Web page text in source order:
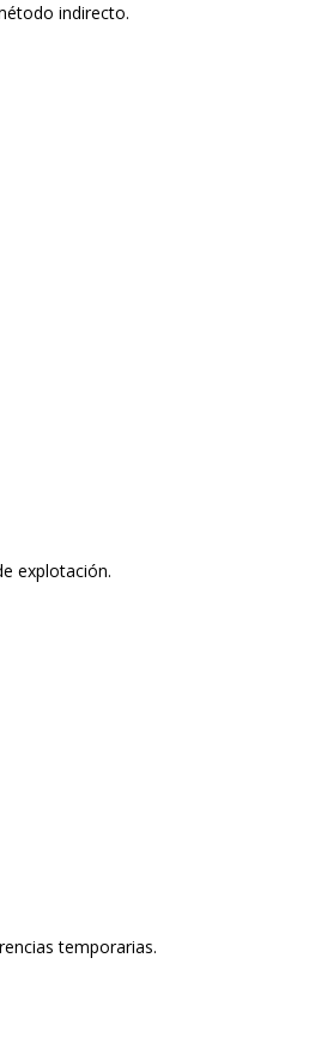
indirecto.
explotación.
temporarias.